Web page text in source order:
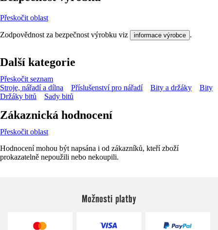
Přeskočit oblast
Zodpovědnost za bezpečnost výrobku viz informace výrobce .
Další kategorie
Přeskočit seznam
Stroje, nářadí a dílna
Příslušenství pro nářadí Bity a držáky
Bity
Držáky bitů
Sady bitů
Zákaznická hodnocení
Přeskočit oblast
Hodnocení mohou být napsána i od zákazníků, kteří zboží
prokazatelně nepoužili nebo nekoupili.
Možnosti platby